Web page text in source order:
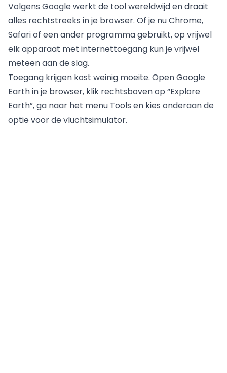
Volgens Google werkt de tool wereldwijd en draait
alles rechtstreeks in je browser. Of je nu Chrome,
Safari of een ander programma gebruikt, op vrijwel
elk apparaat met internettoegang kun je vrijwel
meteen aan de slag.
Toegang krijgen kost weinig moeite. Open Google
Earth in je browser, klik rechtsboven op “Explore
Earth”, ga naar het menu Tools en kies onderaan de
optie voor de vluchtsimulator.